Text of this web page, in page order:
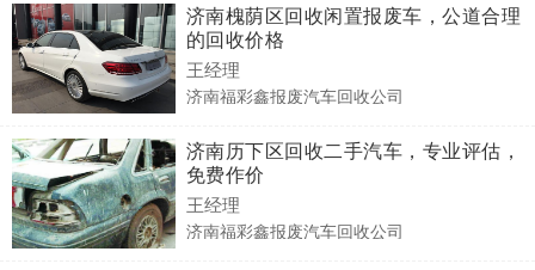
济南槐荫区回收闲置报废车，公道合理
的回收价格
王经理
济南福彩鑫报废汽车回收公司
济南历下区回收二手汽车，专业评估，
免费作价
王经理
济南福彩鑫报废汽车回收公司